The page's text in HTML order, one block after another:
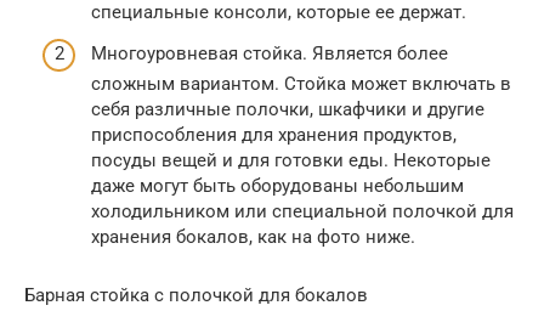
специальные консоли, которые ее держат.
Многоуровневая стойка. Является более
сложным вариантом. Стойка может включать в
себя различные полочки, шкафчики и другие
приспособления для хранения продуктов,
посуды вещей и для готовки еды. Некоторые
даже могут быть оборудованы небольшим
холодильником или специальной полочкой для
хранения бокалов, как на фото ниже.
Барная стойка с полочкой для бокалов